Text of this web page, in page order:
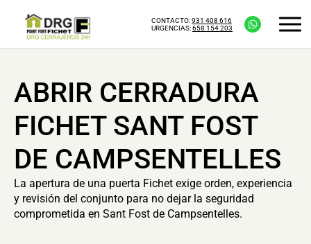
CONTACTO:931 408 616
URGENCIAS:658 154 203
ABRIR CERRADURA
FICHET SANT FOST
DE CAMPSENTELLES
La apertura de una puerta Fichet exige orden, experiencia
y revisión del conjunto para no dejar la seguridad
comprometida en Sant Fost de Campsentelles.